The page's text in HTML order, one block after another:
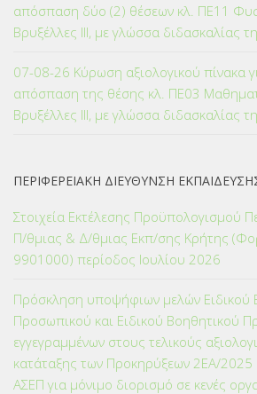
απόσπαση δύο (2) θέσεων κλ. ΠΕ11
Βρυξέλλες ΙΙΙ, με γλώσσα διδασκαλίας
07-08-26 Κύρωση αξιολογικού πίνακα
απόσπαση της θέσης κλ. ΠΕ03
Βρυξέλλες ΙΙΙ, με γλώσσα διδασκαλίας
ΠΕΡΙΦΕΡΕΙΑΚΗ ΔΙΕΥΘΥΝΣΗ
Στοιχεία Εκτέλεσης Προϋπολογισμού
Π/θμιας & Δ/θμιας Εκπ/σης Κρήτης
9901000) περίοδος Ιουλίου 2026
Πρόσκληση υποψήφιων μελών Ειδικού
Προσωπικού και Ειδικού Βοηθητικού
εγγεγραμμένων στους τελικούς
κατάταξης των Προκηρύξεων 2ΕΑ/2025
ΑΣΕΠ για μόνιμο διορισμό σε κενές